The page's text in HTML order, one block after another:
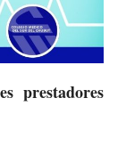
prestadores